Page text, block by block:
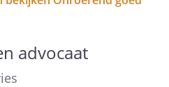
gebruikt
de vuilniszakken
advocaat